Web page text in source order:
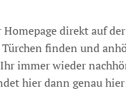
direkt auf
finden und
immer wieder
hier dann genau